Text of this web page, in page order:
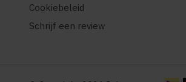
Cookiebeleid
Schrijf een review